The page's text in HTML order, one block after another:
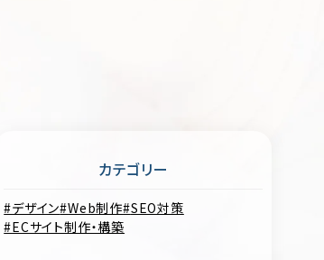
カテゴリー
デザイン Web制作 SEO対策
ECサイト制作・構築